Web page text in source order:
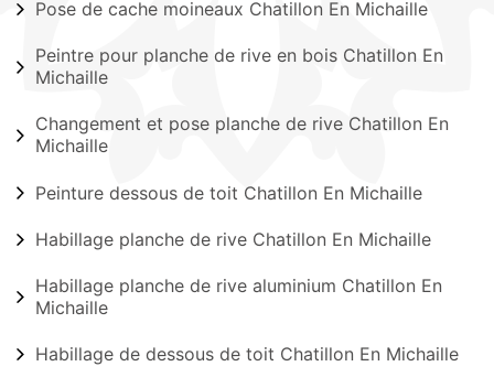
Pose de cache moineaux Chatillon En Michaille
Peintre pour planche de rive en bois Chatillon En
Michaille
Changement et pose planche de rive Chatillon En
Michaille
Peinture dessous de toit Chatillon En Michaille
Habillage planche de rive Chatillon En Michaille
Habillage planche de rive aluminium Chatillon En
Michaille
Habillage de dessous de toit Chatillon En Michaille